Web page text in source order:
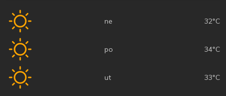
ne 32°C
po 34°C
ut 33°C